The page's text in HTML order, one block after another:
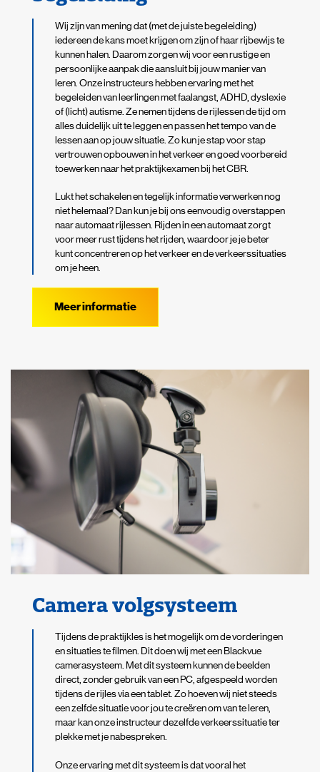
Wij zijn van mening dat (met de juiste begeleiding)
iedereen de kans moet krijgen om zijn of haar rijbewijs te
kunnen halen. Daarom zorgen wij voor een rustige en
persoonlijke aanpak die aansluit bij jouw manier van
leren. Onze instructeurs hebben ervaring met het
begeleiden van leerlingen met faalangst, ADHD, dyslexie
of (licht) autisme. Ze nemen tijdens de rijlessen de tijd om
alles duidelijk uit te leggen en passen het tempo van de
lessen aan op jouw situatie. Zo kun je stap voor stap
vertrouwen opbouwen in het verkeer en goed voorbereid
toewerken naar het praktijkexamen bij het CBR.
Lukt het schakelen en tegelijk informatie verwerken nog
niet helemaal? Dan kun je bij ons eenvoudig overstappen
naar automaat rijlessen. Rijden in een automaat zorgt
voor meer rust tijdens het rijden, waardoor je je beter
kunt concentreren op het verkeer en de verkeerssituaties
om je heen.
Meer informatie
Camera volgsysteem
Tijdens de praktijkles is het mogelijk om de vorderingen
en situaties te filmen. Dit doen wij met een Blackvue
camerasysteem. Met dit systeem kunnen de beelden
direct, zonder gebruik van een PC, afgespeeld worden
tijdens de rijles via een tablet. Zo hoeven wij niet steeds
een zelfde situatie voor jou te creëren om van te leren,
maar kan onze instructeur dezelfde verkeerssituatie ter
plekke met je nabespreken.
Onze ervaring met dit systeem is dat vooral het